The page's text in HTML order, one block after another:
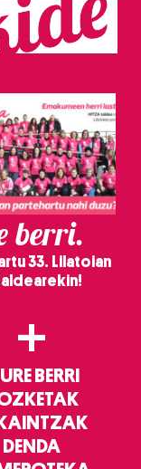
berri.
33. Lilatoian
+
BERRI
DENDA